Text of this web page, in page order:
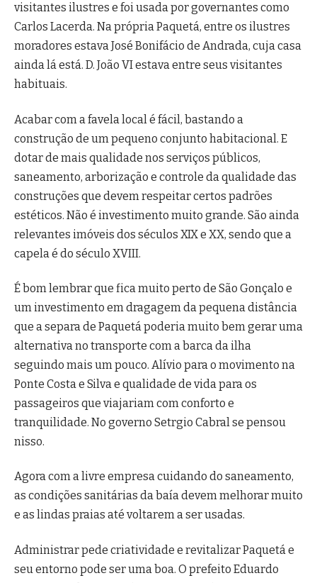
visitantes ilustres e foi usada por governantes como
Carlos Lacerda. Na própria Paquetá, entre os ilustres
moradores estava José Bonifácio de Andrada, cuja casa
ainda lá está. D. João VI estava entre seus visitantes
habituais.
Acabar com a favela local é fácil, bastando a
construção de um pequeno conjunto habitacional. E
dotar de mais qualidade nos serviços públicos,
saneamento, arborização e controle da qualidade das
construções que devem respeitar certos padrões
estéticos. Não é investimento muito grande. São ainda
relevantes imóveis dos séculos XIX e XX, sendo que a
capela é do século XVIII.
É bom lembrar que fica muito perto de São Gonçalo e
um investimento em dragagem da pequena distância
que a separa de Paquetá poderia muito bem gerar uma
alternativa no transporte com a barca da ilha
seguindo mais um pouco. Alívio para o movimento na
Ponte Costa e Silva e qualidade de vida para os
passageiros que viajariam com conforto e
tranquilidade. No governo Setrgio Cabral se pensou
nisso.
Agora com a livre empresa cuidando do saneamento,
as condições sanitárias da baía devem melhorar muito
e as lindas praias até voltarem a ser usadas.
Administrar pede criatividade e revitalizar Paquetá e
seu entorno pode ser uma boa. O prefeito Eduardo